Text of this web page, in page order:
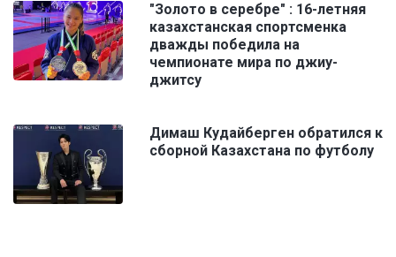
"Золото в серебре" : 16-летняя
казахстанская спортсменка
дважды победила на
чемпионате мира по джиу-
джитсу
Димаш Кудайберген обратился к
сборной Казахстана по футболу